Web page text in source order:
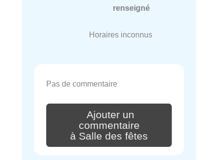
renseigné
Horaires inconnus
Pas de commentaire
Ajouter un
commentaire
à Salle des fêtes